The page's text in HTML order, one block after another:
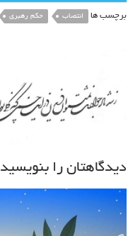
برچسب ها انتصاب حکم رهبری
دیدگاهتان را بنویسید